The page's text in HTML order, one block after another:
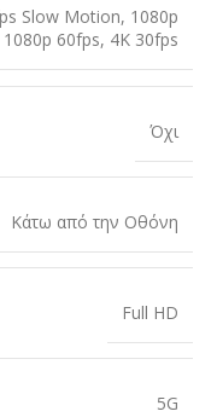
Slow Motion, 1080p
1080p 60fps, 4K 30fps
Όχι
Κάτω από την Οθόνη
Full HD
5G